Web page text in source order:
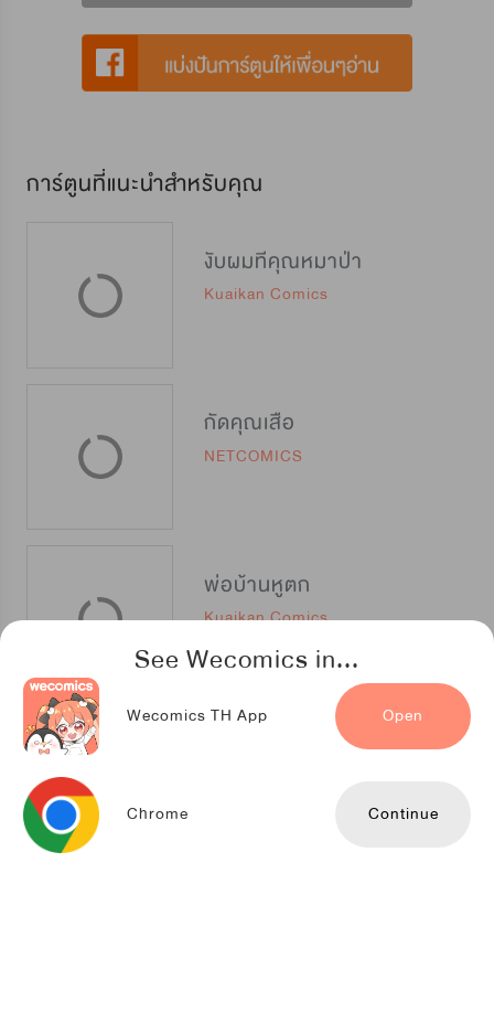
See Wecomics in...
Wecomics TH App Open
Chrome Continue
การ์ตูนที่แนะนำสำหรับคุณ
งับผมทีคุณหมาป่า
Kuaikan Comics
กัดคุณเสือ
NETCOMICS
พ่อบ้านหูตก
Kuaikan Comics
รอบกายคุณเสือ